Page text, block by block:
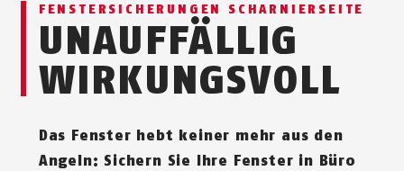
FENSTERSICHERUNGEN SCHARNIERSEITE
UNAUFFÄLLIG
WIRKUNGS­VOLL
Das Fenster hebt keiner mehr aus den
Angeln: Sichern Sie Ihre Fenster in Büro